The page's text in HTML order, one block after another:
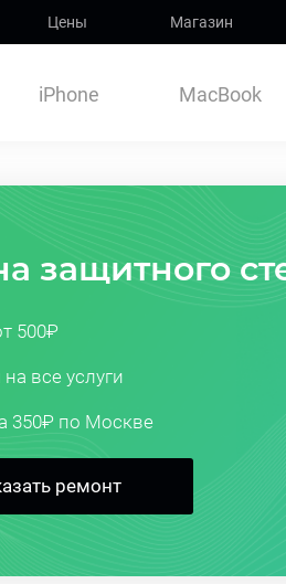
Цены Магазин
iPhone MacBook
защитного
500₽
на все услуги
350₽ по Москве
ремонт